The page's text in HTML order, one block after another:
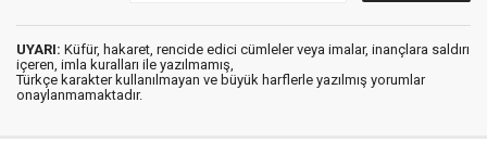
UYARI: Küfür, hakaret, rencide edici cümleler veya imalar, inançlara saldırı
içeren, imla kuralları ile yazılmamış,
Türkçe karakter kullanılmayan ve büyük harflerle yazılmış yorumlar
onaylanmamaktadır.